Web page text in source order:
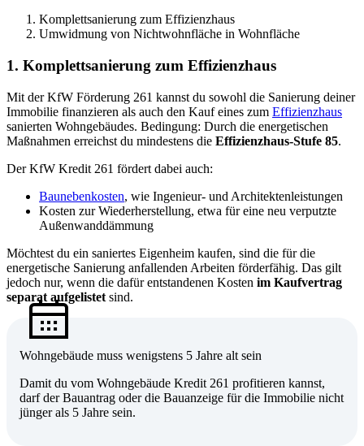
Komplettsanierung zum Effizienzhaus
Umwidmung von Nichtwohnfläche in Wohnfläche
1. Komplettsanierung zum Effizienzhaus
Mit der KfW Förderung 261 kannst du sowohl die Sanierung deiner
Immobilie finanzieren als auch den Kauf eines zum Effizienzhaus
sanierten Wohngebäudes. Bedingung: Durch die energetischen
Maßnahmen erreichst du mindestens die Effizienzhaus-Stufe 85.
Der KfW Kredit 261 fördert dabei auch:
Baunebenkosten, wie Ingenieur- und Architektenleistungen
Kosten zur Wiederherstellung, etwa für eine neu verputzte
Außenwanddämmung
Möchtest du ein saniertes Eigenheim kaufen, sind die für die
energetische Sanierung anfallenden Arbeiten förderfähig. Das gilt
jedoch nur, wenn die dafür entstandenen Kosten im Kaufvertrag
separat aufgelistet sind.
Wohngebäude muss wenigstens 5 Jahre alt sein
Damit du vom Wohngebäude Kredit 261 profitieren kannst,
darf der Bauantrag oder die Bauanzeige für die Immobilie nicht
jünger als 5 Jahre sein.